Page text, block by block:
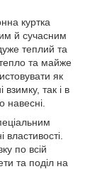
куртка
й сучасним
теплий та
тепло та майже
як
так і в
навесні.
по всій
та поділ на